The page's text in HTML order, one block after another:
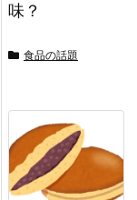
味？
食品の話題